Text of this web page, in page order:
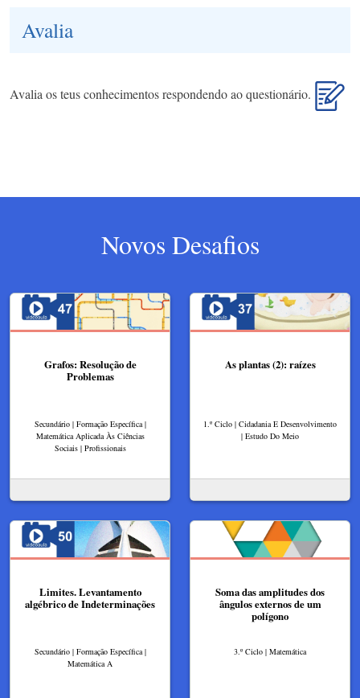
Avalia
Avalia os teus conhecimentos respondendo ao questionário.
Novos Desafios
Grafos: Resolução de
Problemas
Secundário | Formação Específica |
Matemática Aplicada Às Ciências
Sociais | Profissionais
As plantas (2): raízes
1.º Ciclo | Cidadania E Desenvolvimento
| Estudo Do Meio
Limites. Levantamento
algébrico de Indeterminações
Secundário | Formação Específica |
Matemática A
Soma das amplitudes dos
ângulos externos de um
polígono
3.º Ciclo | Matemática